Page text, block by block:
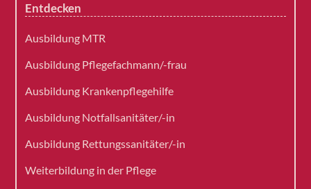
Entdecken
Ausbildung MTR
Ausbildung Pflegefachmann/-frau
Ausbildung Krankenpflegehilfe
Ausbildung Notfallsanitäter/-in
Ausbildung Rettungssanitäter/-in
Weiterbildung in der Pflege